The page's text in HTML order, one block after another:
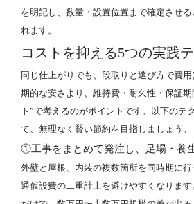
を明記し、数量・設置位置まで確定させ
れます。
コストを抑える5つの実践
同じ仕上がりでも、段取りと選び方で費
期的な安さより、維持費・耐久性・保証期
ト”で考えるのがポイントです。以下のテ
て、無理なく賢い節約を目指しましょう。
①工事をまとめて発注し、足場・養
外壁と屋根、内装の複数箇所を同時期に
通仮設費の二重計上を避けやすくなりま